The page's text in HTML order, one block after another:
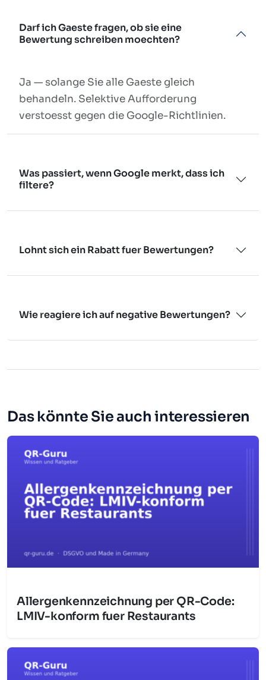
Darf ich Gaeste fragen, ob sie eine
Bewertung schreiben moechten?
Ja — solange Sie alle Gaeste gleich
behandeln. Selektive Aufforderung
verstoesst gegen die Google-Richtlinien.
Was passiert, wenn Google merkt, dass ich
filtere?
Lohnt sich ein Rabatt fuer Bewertungen?
Wie reagiere ich auf negative Bewertungen?
Das könnte Sie auch interessieren
Allergenkennzeichnung per QR-Code:
LMIV-konform fuer Restaurants